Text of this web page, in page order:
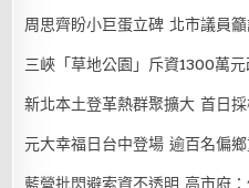
周思齊盼小巨蛋立碑 北市議員
三峽「草地公園」斥資1300萬
新北本土登革熱群聚擴大 首日
元大幸福日台中登場 逾百名偏